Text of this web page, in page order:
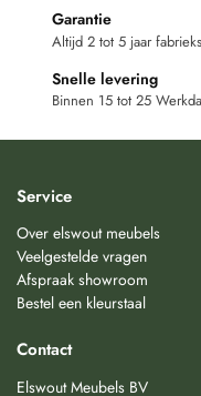
Garantie
Altijd 2 tot 5 jaar
Snelle levering
Binnen 15 tot 25
Service
Over elswout meubels
Veelgestelde vragen
Afspraak showroom
Bestel een kleurstaal
Contact
Elswout Meubels BV